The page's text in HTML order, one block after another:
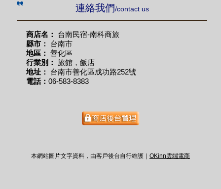
連絡我們/contact us
商店名：
台南民宿-南科商旅
縣市：
台南市
地區： 善化區
行業別： 旅館，飯店
地址：
台南市善化區成功路252號
電話： 06-583-8383
本網站圖片文字資料，由客戶後台自行維護｜ OKinn雲端電商